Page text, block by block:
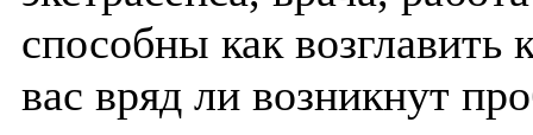
способны как возглавить
вас вряд ли возникнут